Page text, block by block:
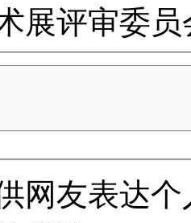
展评审委员
网友表达